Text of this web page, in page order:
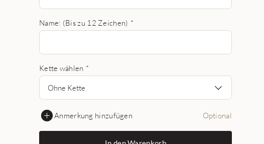
Name: (Bis zu 12 Zeichen) *
Kette wählen *
Ohne Kette
Anmerkung hinzufügen Optional